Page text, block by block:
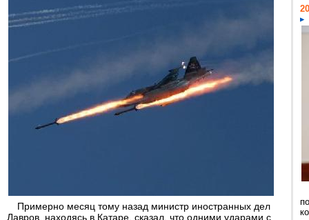
Примерно месяц тому назад министр иностранных дел
Лавров, находясь в Катаре, сказал, что одними ударами с